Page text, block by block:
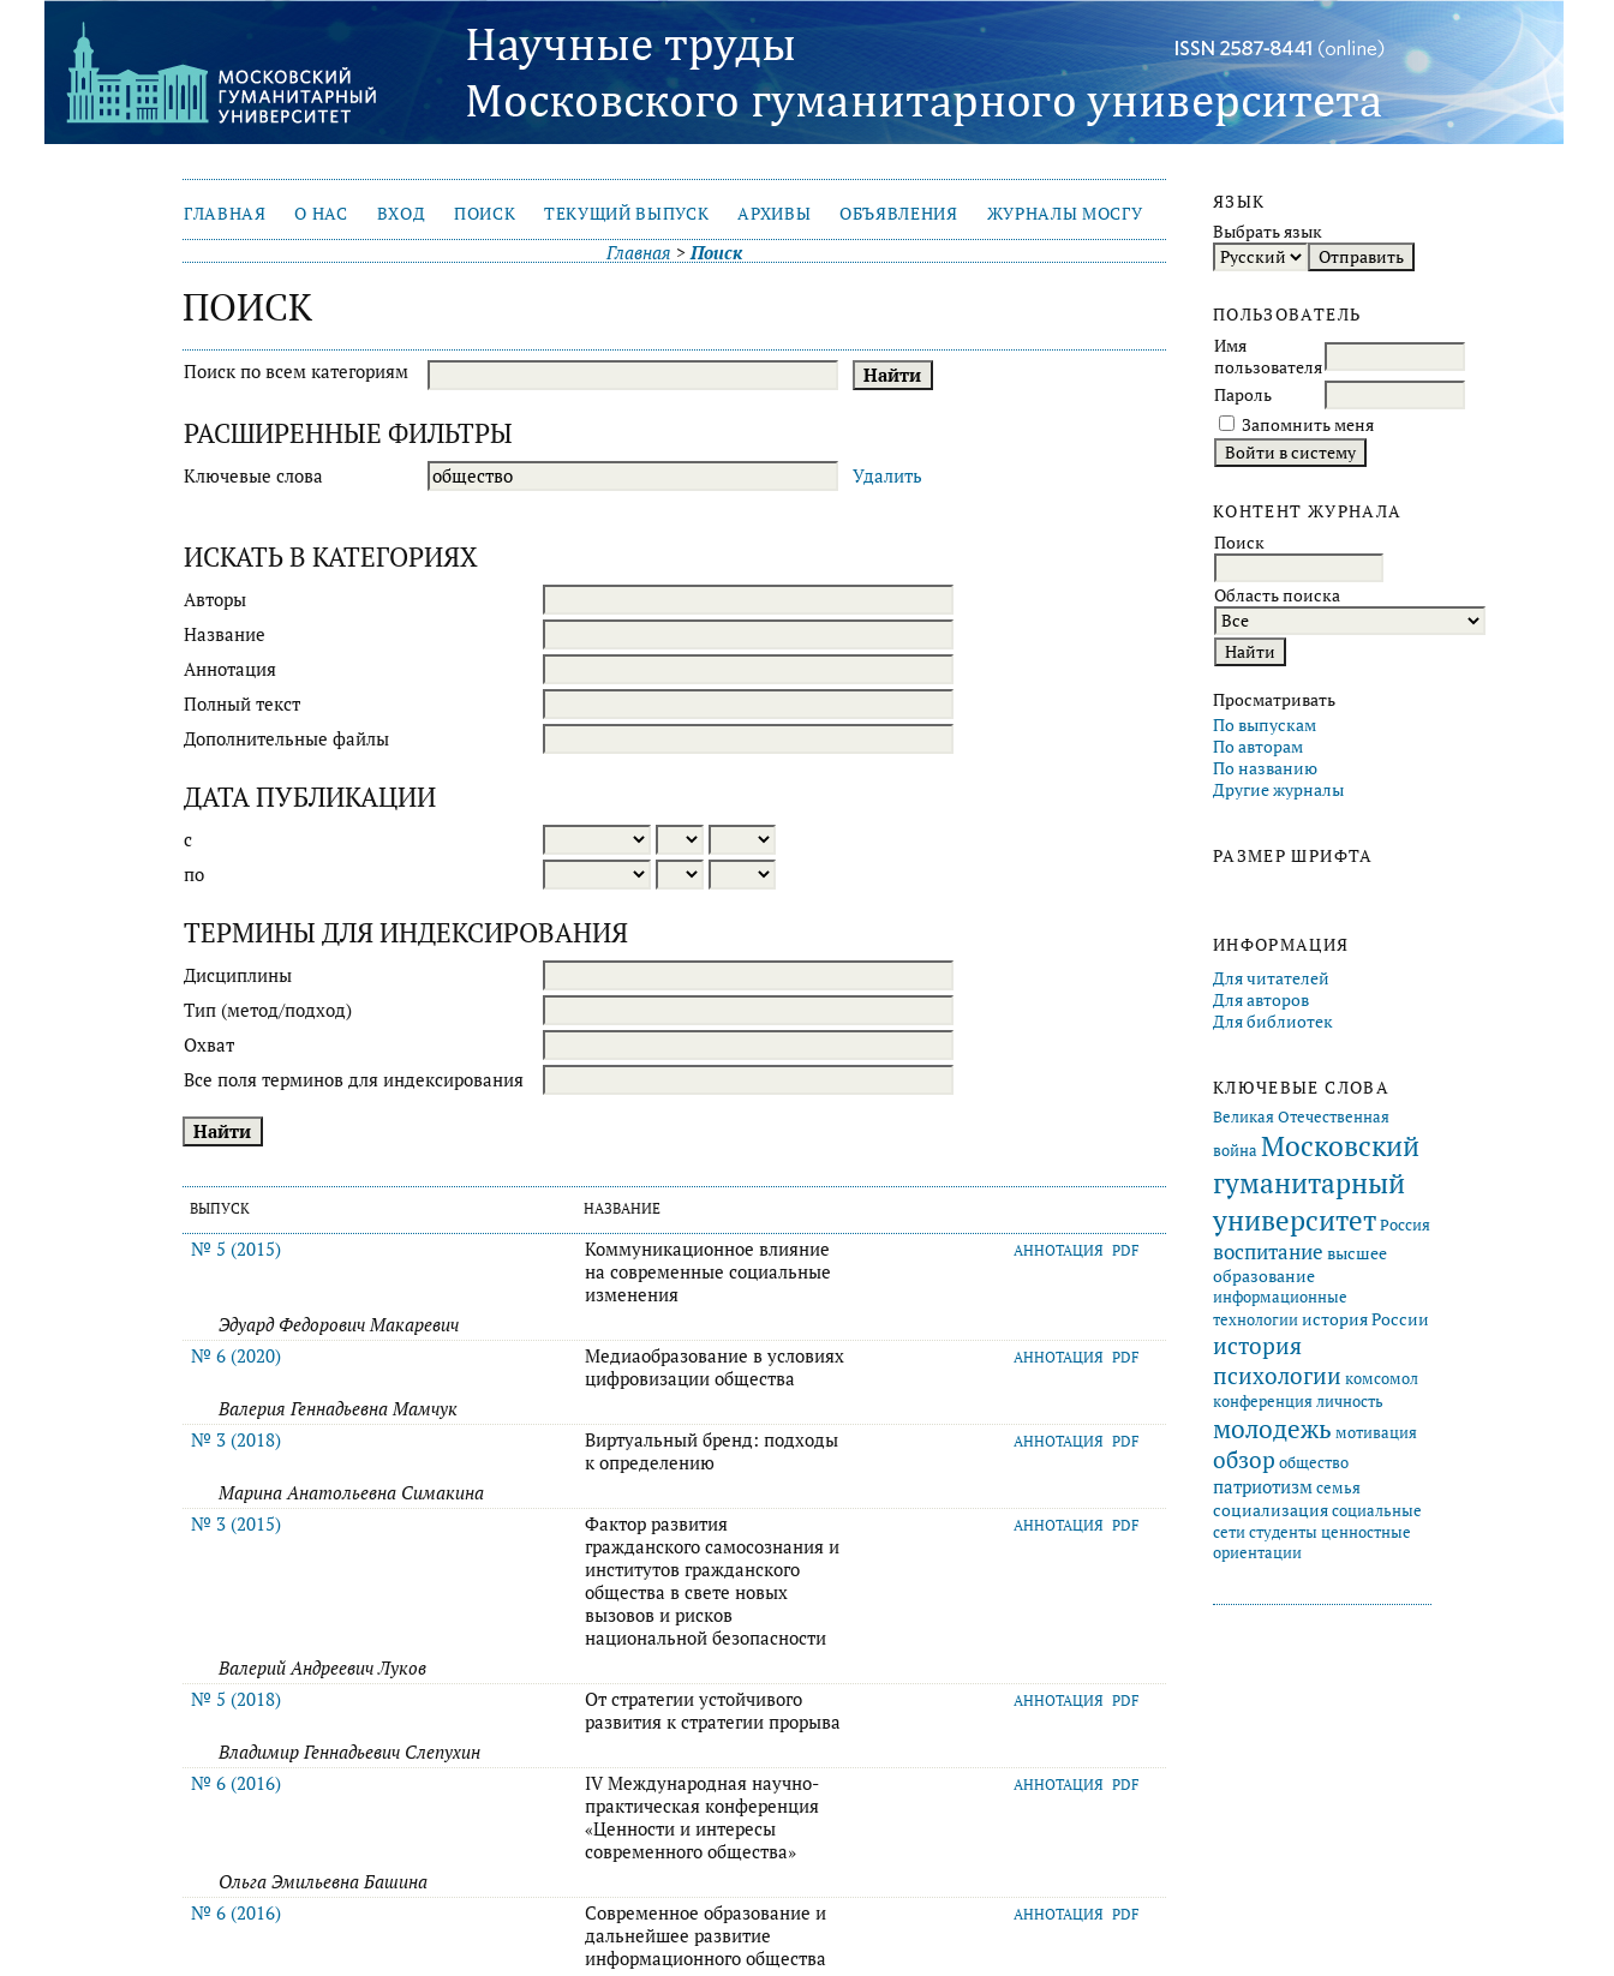
ЯЗЫК
Выбрать язык
ПОЛЬЗОВАТЕЛЬ
Имя
пользователя
Пароль
Запомнить меня
КОНТЕНТ ЖУРНАЛА
Поиск
Область поиска
Просматривать
По выпускам
По авторам
По названию
Другие журналы
РАЗМЕР ШРИФТА
ИНФОРМАЦИЯ
Для читателей
Для авторов
Для библиотек
КЛЮЧЕВЫЕ СЛОВА
Великая Отечественная
войнаМосковский
гуманитарный
университетРоссия
воспитание высшее
образование
информационные
технологииистория России
история
психологии комсомол
конференцияличность
молодежь мотивация
обзор общество
патриотизмсемья
социализациясоциальные
сетистуденты ценностные
ориентации
ГЛАВНАЯ О НАС ВХОД ПОИСК ТЕКУЩИЙ ВЫПУСК АРХИВЫ ОБЪЯВЛЕНИЯ ЖУРНАЛЫ МОСГУ
Главная >Поиск
ПОИСК
Поиск по всем категориям
РАСШИРЕННЫЕ ФИЛЬТРЫ
Ключевые слова Удалить
ИСКАТЬ В КАТЕГОРИЯХ
Авторы
Название
Аннотация
Полный текст
Дополнительные файлы
ДАТА ПУБЛИКАЦИИ
с
по
ТЕРМИНЫ ДЛЯ ИНДЕКСИРОВАНИЯ
Дисциплины
Тип (метод/подход)
Охват
Все поля терминов для индексирования
ВЫПУСК НАЗВАНИЕ
№ 5 (2015)
Коммуникационное влияние
на современные социальные
изменения
АННОТАЦИЯ PDF
Эдуард Федорович Макаревич
№ 6 (2020)
Медиаобразование в условиях
цифровизации общества
АННОТАЦИЯ PDF
Валерия Геннадьевна Мамчук
№ 3 (2018)
Виртуальный бренд: подходы
к определению
АННОТАЦИЯ PDF
Марина Анатольевна Симакина
№ 3 (2015)
Фактор развития
гражданского самосознания и
институтов гражданского
общества в свете новых
вызовов и рисков
национальной безопасности
АННОТАЦИЯ PDF
Валерий Андреевич Луков
№ 5 (2018)
От стратегии устойчивого
развития к стратегии прорыва
АННОТАЦИЯ PDF
Владимир Геннадьевич Слепухин
№ 6 (2016)
IV Международная научно-
практическая конференция
«Ценности и интересы
современного общества»
АННОТАЦИЯ PDF
Ольга Эмильевна Башина
№ 6 (2016)
Современное образование и
дальнейшее развитие
информационного общества
АННОТАЦИЯ PDF